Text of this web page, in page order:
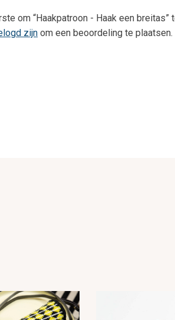
om “Haakpatroon - Haak een breitas”
zijn om een beoordeling te plaatsen.